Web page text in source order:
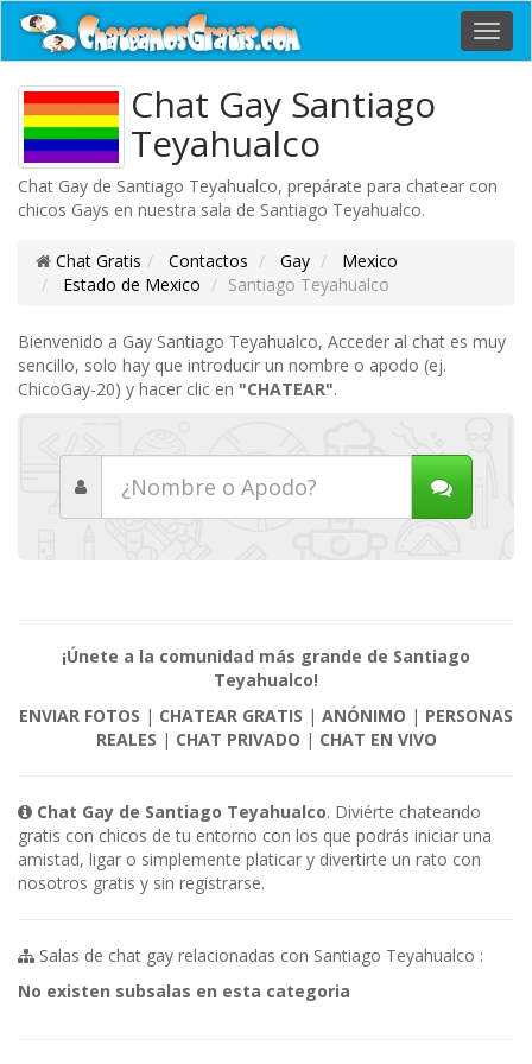
Chat Gay Santiago
Teyahualco
Chat Gay de Santiago Teyahualco, prepárate para chatear con
chicos Gays en nuestra sala de Santiago Teyahualco.
Chat Gratis Contactos Gay
Mexico
Estado de Mexico
Santiago Teyahualco
Bienvenido a Gay Santiago Teyahualco, Acceder al chat es muy
sencillo, solo hay que introducir un nombre o apodo (ej.
ChicoGay-20) y hacer clic en "CHATEAR".
¡Únete a la comunidad más grande de Santiago
Teyahualco!
ENVIAR FOTOS | CHATEAR GRATIS | ANÓNIMO | PERSONAS
REALES | CHAT PRIVADO | CHAT EN VIVO
Chat Gay de Santiago Teyahualco. Diviérte chateando
gratis con chicos de tu entorno con los que podrás iniciar una
amistad, ligar o simplemente platicar y divertirte un rato con
nosotros gratis y sin registrarse.
Salas de chat gay relacionadas con Santiago Teyahualco :
No existen subsalas en esta categoria